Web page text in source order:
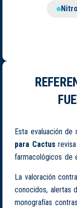
Esta evaluación
para Cactus
farmacológicos de
La valoración
conocidos, alertas
monografías